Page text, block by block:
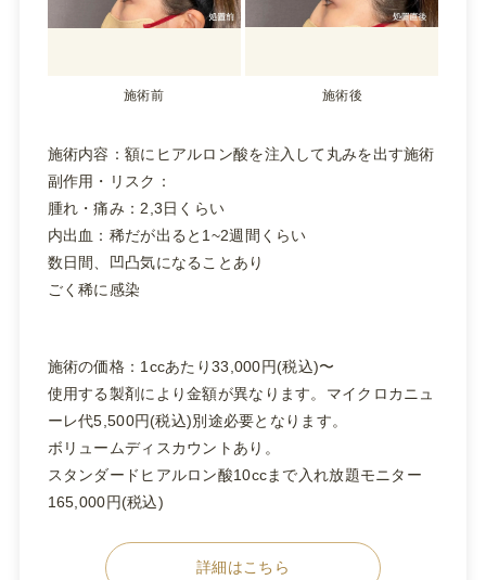
施術前 施術後
施術内容：額にヒアルロン酸を注入して丸みを出す施術
副作用・リスク：
腫れ・痛み：2,3日くらい
内出血：稀だが出ると1~2週間くらい
数日間、凹凸気になることあり
ごく稀に感染
施術の価格：1ccあたり33,000円(税込)〜
使用する製剤により金額が異なります。マイクロカニュ
ーレ代5,500円(税込)別途必要となります。
ボリュームディスカウントあり。
スタンダードヒアルロン酸10ccまで入れ放題モニター
165,000円(税込)
詳細はこちら